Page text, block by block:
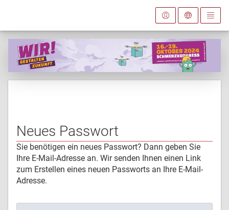
Neues Passwort
Sie benötigen ein neues Passwort? Dann geben Sie
Ihre E-Mail-Adresse an. Wir senden Ihnen einen Link
zum Erstellen eines neuen Passworts an Ihre E-Mail-
Adresse.